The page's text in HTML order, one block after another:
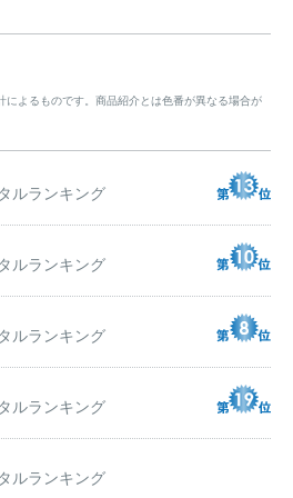
によるものです。商品紹介とは色番が異なる場合が
ルランキング
ルランキング
ルランキング
ルランキング
ルランキング